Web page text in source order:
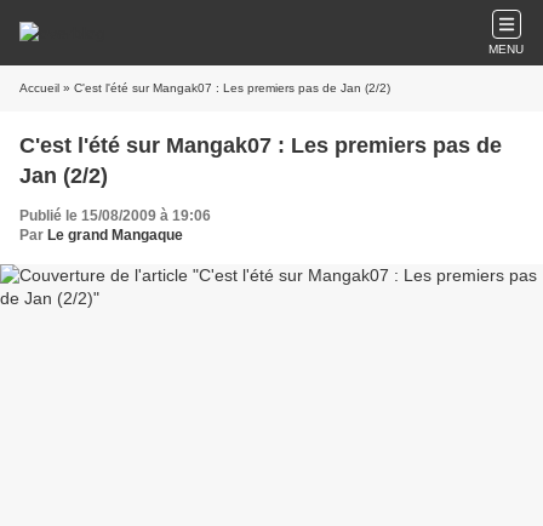
MENU
Accueil » C'est l'été sur Mangak07 : Les premiers pas de Jan (2/2)
C'est l'été sur Mangak07 : Les premiers pas de
Jan (2/2)
Publié le 15/08/2009 à 19:06
Par Le grand Mangaque